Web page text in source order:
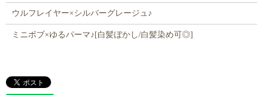
ウルフレイヤー×シルバーグレージュ♪
ミニボブ×ゆるパーマ♪[白髪ぼかし/白髪染め可◎]